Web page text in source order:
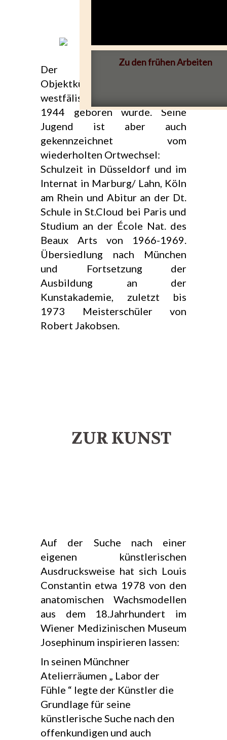
Zu den frühen Arbeiten
Der Bildhauer und
Objektkünstler kommt aus dem
westfälischen Hagen, wo er
1944 geboren wurde. Seine
Jugend ist aber auch
gekennzeichnet vom
wiederholten Ortwechsel:
Schulzeit in Düsseldorf und im
Internat in Marburg/ Lahn, Köln
am Rhein und Abitur an der Dt.
Schule in St.Cloud bei Paris und
Studium an der École Nat. des
Beaux Arts von 1966-1969.
Übersiedlung nach München
und Fortsetzung der
Ausbildung an der
Kunstakademie, zuletzt bis
1973 Meisterschüler von
Robert Jakobsen.
ZUR KUNST
Auf der Suche nach einer
eigenen künstlerischen
Ausdrucksweise hat sich Louis
Constantin etwa 1978 von den
anatomischen Wachsmodellen
aus dem 18.Jahrhundert im
Wiener Medizinischen Museum
Josephinum inspirieren lassen:
In seinen Münchner
Atelierräumen „ Labor der
Fühle “ legte der Künstler die
Grundlage für seine
künstlerische Suche nach den
offenkundigen und auch